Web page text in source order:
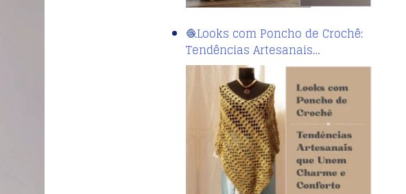
🧶Looks com Poncho de Crochê:
Tendências Artesanais…